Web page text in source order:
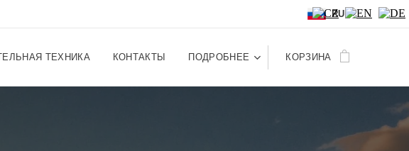
RU
ТЕХНИКА КОНТАКТЫ ПОДРОБНЕЕ КОРЗИНА